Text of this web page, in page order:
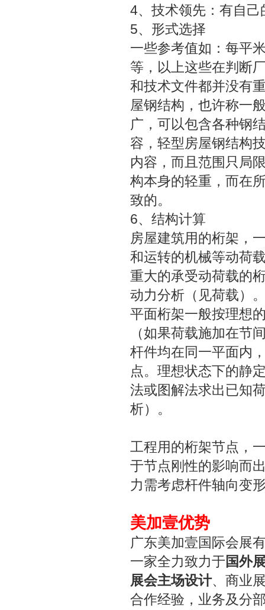
4、技术领先：有自
5、形式选择
一些参考值如：每平
等，以上这些在判断
和技术文件都并没有
屋钢结构，也许称一
广，可以包含各种钢
容，轻型房屋钢结构
内容，而且范围只局
构本身的轻重，而在
致的。
6、结构计算
房屋建筑用的桁架，
和运转的机械等动荷
重大的承受动荷载的
动力分析（见荷载）
平面桁架一般按理想
（如果荷载施加在节
杆件均在同一平面内
点。理想状态下的静
法或图解法求出已知
析）。
工程用的桁架节点，
于节点刚性的影响而
力需考虑杆件轴向变
美加壹优势
广东美加壹国际会展
一家全力致力于国外
展会主场设计、商业
合作经验，业务及分